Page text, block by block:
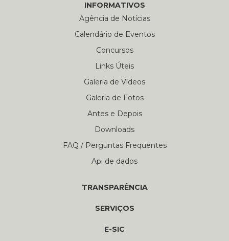
INFORMATIVOS
Agência de Notícias
Calendário de Eventos
Concursos
Links Úteis
Galería de Vídeos
Galería de Fotos
Antes e Depois
Downloads
FAQ / Perguntas Frequentes
Api de dados
TRANSPARÊNCIA
SERVIÇOS
E-SIC